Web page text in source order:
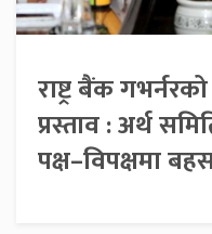
राष्ट्र बैंक
प्रस्ताव : अर्थ
पक्ष–विपक्षमा